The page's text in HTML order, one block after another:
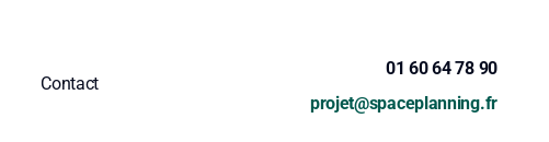
Contact
01 60 64 78 90
projet@spaceplanning.fr